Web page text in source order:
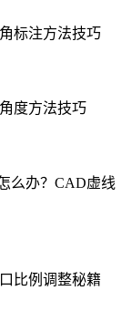
标注方法技巧
度方法技巧
么办？CAD虚线
比例调整秘籍